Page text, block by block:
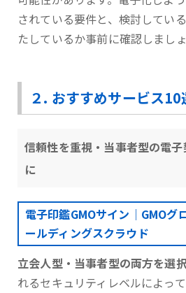
されている要件と、検討してい
たしているか事前に確認しましょ
２. おすすめサービス10
信頼性を重視・当事者型の電
に
電子印鑑GMOサイン｜GMOグ
ールディングスクラウド
立会人型・当事者型の両方を選択
れるセキュリティレベルによっ